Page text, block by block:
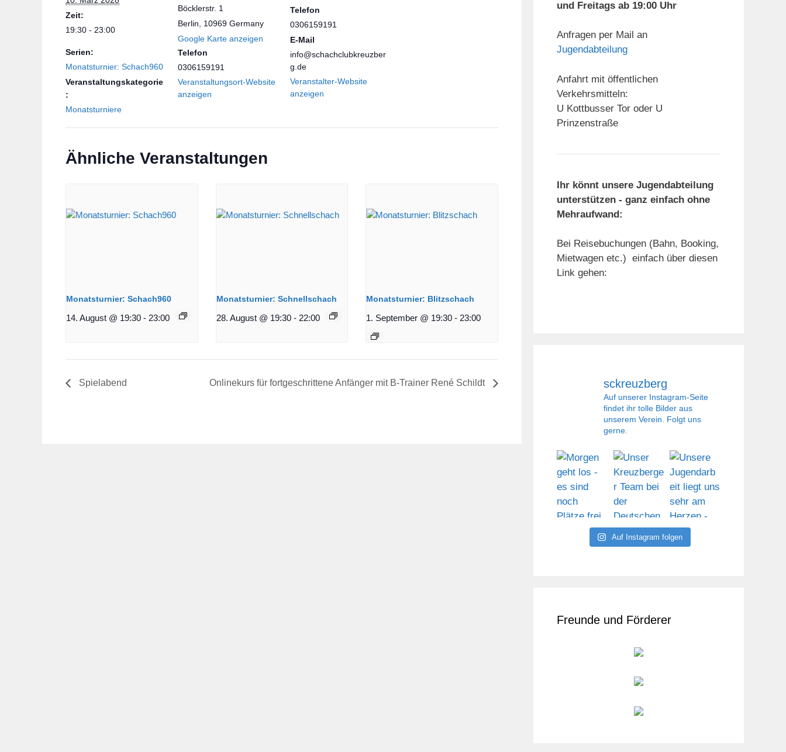
Zeit:
19:30 - 23:00
Serien:
Monatsturnier: Schach960
Veranstaltungskategorie
:
Monatsturniere
Böcklerstr. 1
Berlin
10969 Germany
Google Karte anzeigen
Telefon
0306159191
Veranstaltungsort-Website
anzeigen
Telefon
0306159191
E-Mail
info@schachclubkreuzber
g.de
Veranstalter-Website
anzeigen
Ähnliche Veranstaltungen
Monatsturnier: Schach960
14. August @ 19:30 - 23:00
Monatsturnier: Schnellschach
28. August @ 19:30 - 22:00
Monatsturnier: Blitzschach
1. September @ 19:30 - 23:00
Spielabend Onlinekurs für fortgeschrittene Anfänger mit B-Trainer René Schildt
und Freitags ab 19:00 Uhr
Anfragen per Mail an
Jugendabteilung
Anfahrt mit öffentlichen
Verkehrsmitteln:
U Kottbusser Tor oder U
Prinzenstraße
Ihr könnt unsere Jugendabteilung
unterstützen - ganz einfach ohne
Mehraufwand:
Bei Reisebuchungen (Bahn, Booking,
Mietwagen etc.) einfach über diesen
Link gehen:
sckreuzberg
Auf unserer Instagram-Seite
findet ihr tolle Bilder aus
unserem Verein. Folgt uns
gerne.
Auf Instagram folgen
Freunde und Förderer